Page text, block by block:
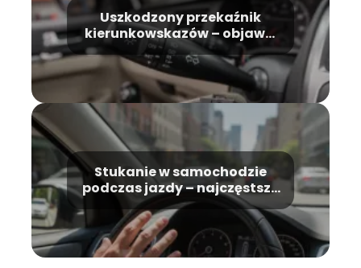
Uszkodzony przekaźnik
kierunkowskazów – objawy,
przyczyny, naprawa
Stukanie w samochodzie
podczas jazdy – najczęstsze
przyczyny